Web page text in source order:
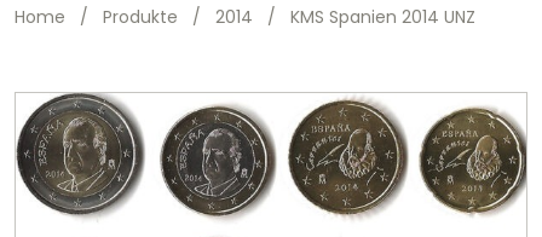
Home / Produkte / 2014 / KMS Spanien 2014 UNZ